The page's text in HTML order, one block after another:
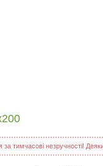
тимчасові незручності!